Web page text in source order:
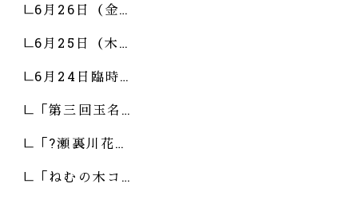
6月26日（金…
6月25日（木…
6月24日臨時…
「第三回玉名…
「?瀬裏川花…
「ねむの木コ…